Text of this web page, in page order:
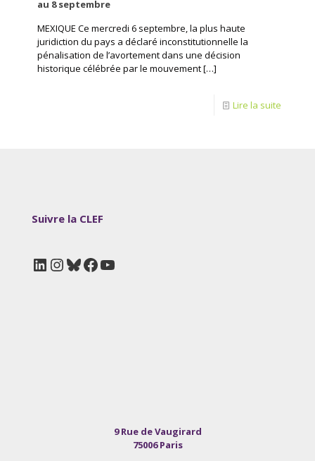
au 8 septembre
MEXIQUE Ce mercredi 6 septembre, la plus haute
juridiction du pays a déclaré inconstitutionnelle la
pénalisation de l’avortement dans une décision
historique célébrée par le mouvement[…]
Lire la suite
Suivre la CLEF
LinkedIn
Instagram
Bluesky
Facebook
YouTube
9 Rue de Vaugirard
75006 Paris